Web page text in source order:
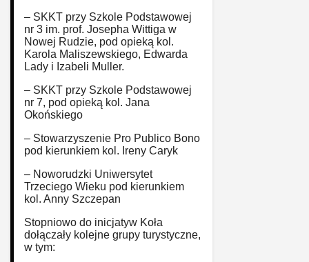
– SKKT przy Szkole Podstawowej
nr 3 im. prof. Josepha Wittiga w
Nowej Rudzie, pod opieką kol.
Karola Maliszewskiego, Edwarda
Lady i Izabeli Muller.
– SKKT przy Szkole Podstawowej
nr 7, pod opieką kol. Jana
Okońskiego
– Stowarzyszenie Pro Publico Bono
pod kierunkiem kol. Ireny Caryk
– Noworudzki Uniwersytet
Trzeciego Wieku pod kierunkiem
kol. Anny Szczepan
Stopniowo do inicjatyw Koła
dołączały kolejne grupy turystyczne,
w tym: